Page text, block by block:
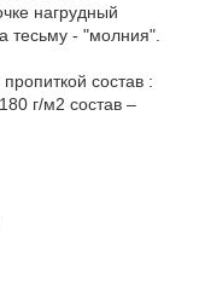
нагрудный
тесьму - "молния".
состав :
г/м2 состав –